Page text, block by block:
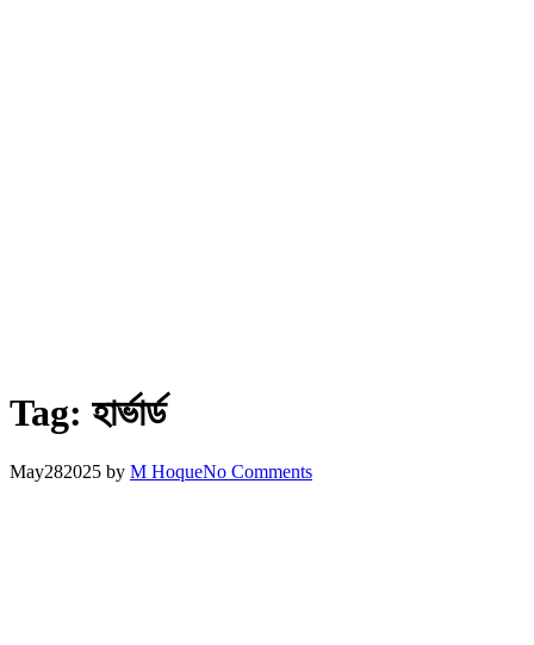
Tag: হার্ভার্ড
May282025 by M HoqueNo Comments